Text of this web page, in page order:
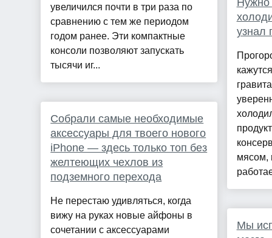
увеличился почти в три раза по
сравнению с тем же периодом
годом ранее. Эти компактные
консоли позволяют запускать
тысячи иг...
Собрали самые необходимые
аксессуары для твоего нового
iPhone — здесь только топ без
желтеющих чехлов из
подземного перехода
Не перестаю удивляться, когда
вижу на руках новые айфоны в
сочетании с аксессуарами
Нужно
узнал
мясом,
Мы